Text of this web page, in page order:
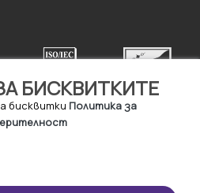
БИСКВИТКИТЕ
бисквитки Политика за